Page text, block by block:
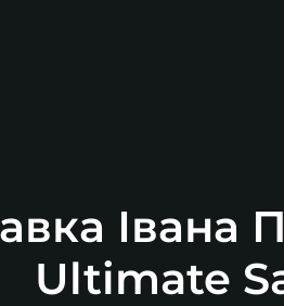
Івана
Ultimate